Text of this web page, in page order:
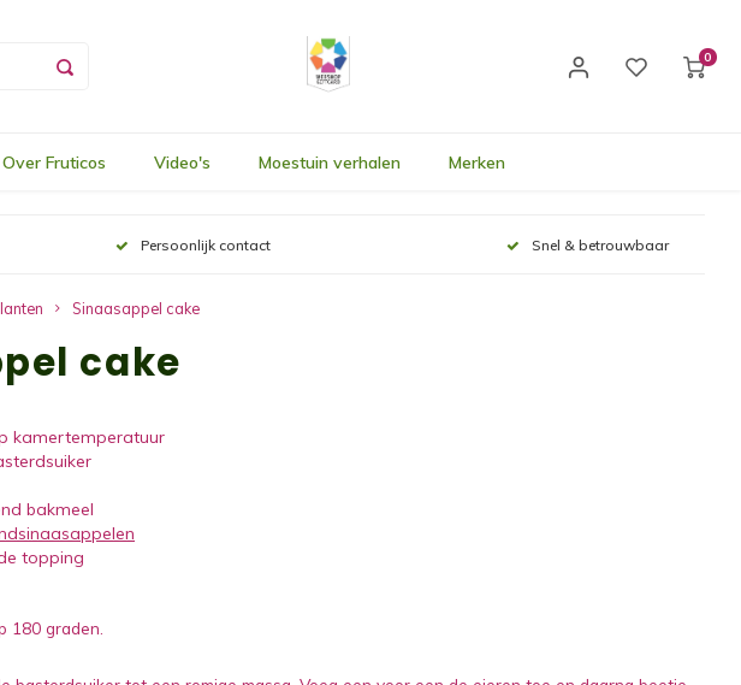
0
Over Fruticos Video's Moestuin verhalen Merken
Persoonlijk contact Snel & betrouwbaar
Sinaasappel cake
cake
kamertemperatuur
bakmeel
topping
180 graden.